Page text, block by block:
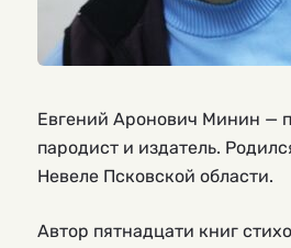
Евгений Аронович Минин —
пародист и издатель.
Невеле Псковской области.
Автор пятнадцати книг